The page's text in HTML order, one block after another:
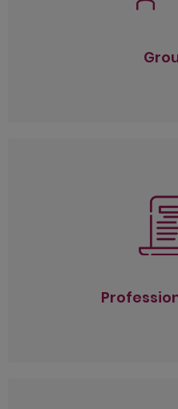
Gestion de
déclarations fiscales et
Gestion
Relations avec le